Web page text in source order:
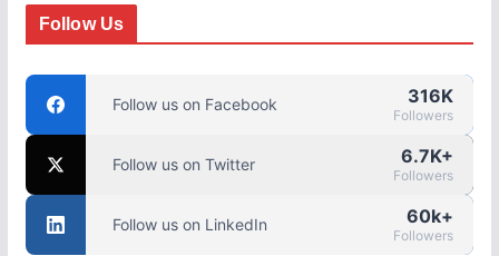
Follow Us
Follow us on Facebook 316K
Followers
Follow us on Twitter 6.7K+
Followers
Follow us on LinkedIn 60k+
Followers